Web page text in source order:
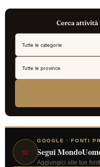
Cerca
⭐
GOOGLE · FONTI
Segui
Aggiungici alle tue